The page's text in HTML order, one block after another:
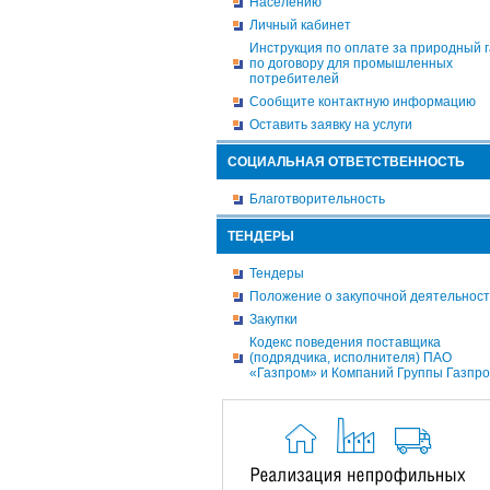
Личный кабинет
Инструкция по оплате за природный
по договору для промышленных
потребителей
Сообщите контактную информацию
Оставить заявку на услуги
СОЦИАЛЬНАЯ ОТВЕТСТВЕННОСТЬ
Благотворительность
ТЕНДЕРЫ
Тендеры
Положение о закупочной
Закупки
Кодекс поведения поставщика
(подрядчика, исполнителя) ПАО
«Газпром» и Компаний Группы